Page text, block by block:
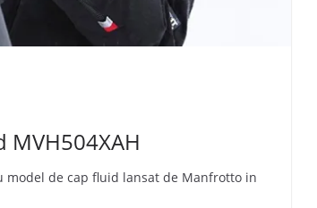
model de cap fluid lansat de Manfrotto in